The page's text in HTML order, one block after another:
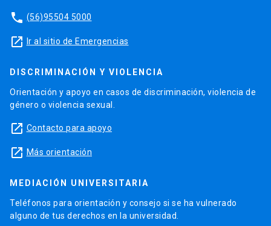
phone (56)95504 5000
launch Ir al sitio de Emergencias
DISCRIMINACIÓN Y VIOLENCIA
Orientación y apoyo en casos de discriminación, violencia de
género o violencia sexual.
launch Contacto para apoyo
launch Más orientación
MEDIACIÓN UNIVERSITARIA
Teléfonos para orientación y consejo si se ha vulnerado
alguno de tus derechos en la universidad.